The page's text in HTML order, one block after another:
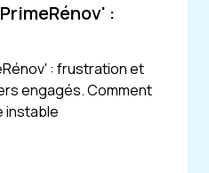
:
: frustration et
engagés. Comment
instable